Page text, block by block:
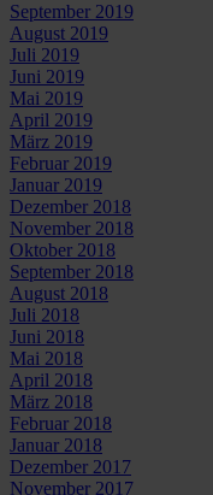
September 2019
August 2019
Juli 2019
Juni 2019
Mai 2019
April 2019
März 2019
Februar 2019
Januar 2019
Dezember 2018
November 2018
Oktober 2018
September 2018
August 2018
Juli 2018
Juni 2018
Mai 2018
April 2018
März 2018
Februar 2018
Januar 2018
Dezember 2017
November 2017